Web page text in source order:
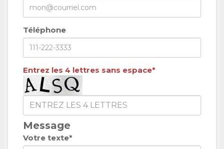
Téléphone
Entrez les 4 lettres sans espace*
Message
Votre texte*